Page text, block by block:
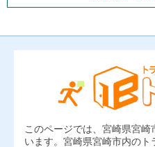
このページでは、宮崎県宮
います。宮崎県宮崎市内のト